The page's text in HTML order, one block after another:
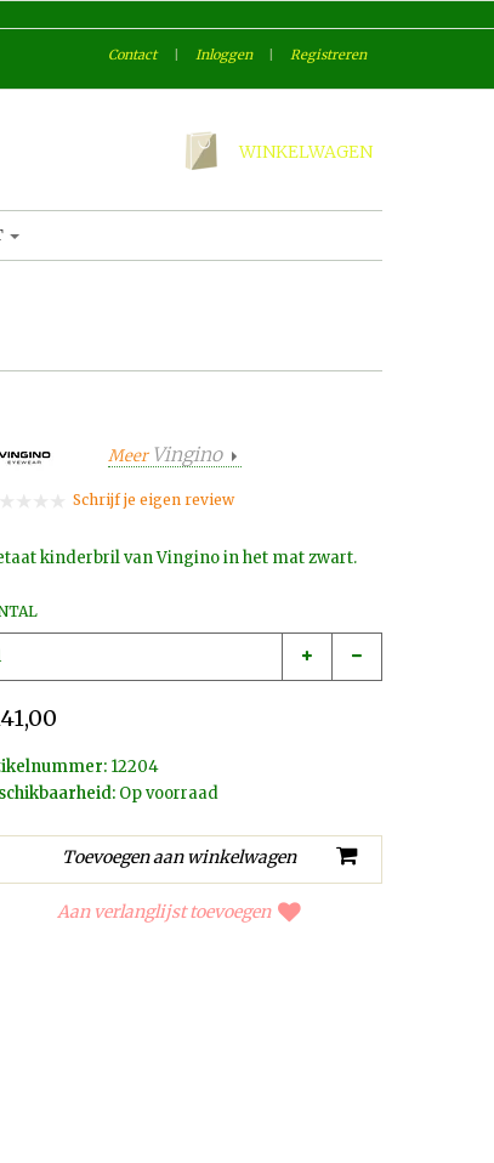
Contact Inloggen Registreren
WINKELWAGEN
Meer Vingino
Schrijf je eigen review
kinderbril van Vingino in het mat zwart.
12204
Op voorraad
Aan verlanglijst toevoegen